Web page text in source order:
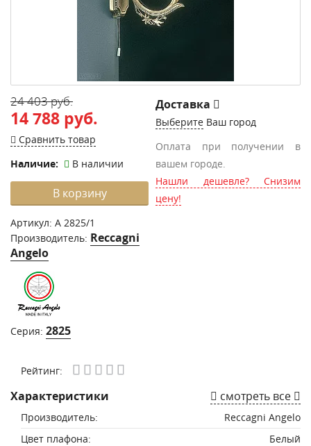
24 403 руб.
14 788 руб.
Сравнить товар
Наличие:
В наличии
В корзину
Артикул: A 2825/1
Производитель: Reccagni
Angelo
Серия: 2825
Доставка
Выберите Ваш город
Оплата при получении в
вашем городе.
Нашли дешевле? Снизим
цену!
Рейтинг:
Характеристики смотреть все
Производитель:
Reccagni Angelo
Цвет плафона:
Белый